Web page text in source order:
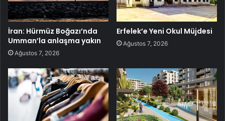
İran: Hürmüz Boğazı’nda
Umman’la anlaşma yakın
Ağustos 7, 2026
Erfelek’e Yeni Okul Müjdesi
Ağustos 7, 2026